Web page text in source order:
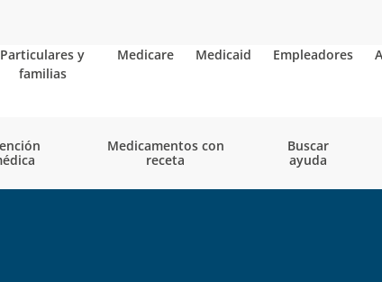
Particulares y
familias
Medicare Medicaid Empleadores
Medicamentos con
receta
Buscar
ayuda